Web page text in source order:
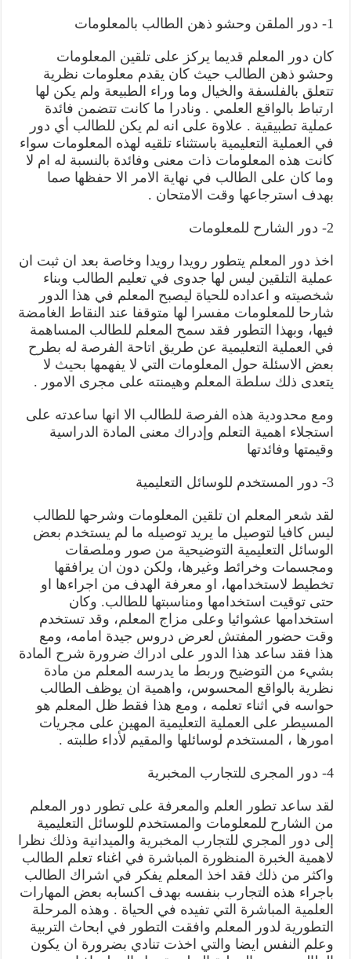
1- دور الملقن وحشو ذهن الطالب بالمعلومات
كان دور المعلم قديما يركز على تلقين المعلومات
وحشو ذهن الطالب حيث كان يقدم معلومات نظرية
تتعلق بالفلسفة والخيال وما وراء الطبيعة ولم يكن لها
ارتباط بالواقع العلمي . ونادرا ما كانت تتضمن فائدة
عملية تطبيقية . علاوة على انه لم يكن للطالب أي دور
في العملية التعليمية باستثناء تلقيه لهذه المعلومات سواء
كانت هذه المعلومات ذات معنى وفائدة بالنسبة له ام لا
وما كان على الطالب في نهاية الامر الا حفظها صما
بهدف استرجاعها وقت الامتحان .
2- دور الشارح للمعلومات
اخذ دور المعلم يتطور رويدا رويدا وخاصة بعد ان ثبت ان
عملية التلقين ليس لها جدوى في تعليم الطالب وبناء
شخصيته و اعداده للحياة ليصبح المعلم في هذا الدور
شارحا للمعلومات مفسرا لها متوقفا عند النقاط الغامضة
فيها، وبهذا التطور فقد سمح المعلم للطالب المساهمة
في العملية التعليمية عن طريق اتاحة الفرصة له بطرح
بعض الاسئلة حول المعلومات التي لا يفهمها بحيث لا
يتعدى ذلك سلطة المعلم وهيمنته على مجرى الامور .
ومع محدودية هذه الفرصة للطالب الا انها ساعدته على
استجلاء اهمية التعلم وإدراك معنى المادة الدراسية
وقيمتها وفائدتها
3- دور المستخدم للوسائل التعليمية
لقد شعر المعلم ان تلقين المعلومات وشرحها للطالب
ليس كافيا لتوصيل ما يريد توصيله ما لم يستخدم بعض
الوسائل التعليمية التوضيحية من صور وملصقات
ومجسمات وخرائط وغيرها، ولكن دون ان يرافقها
تخطيط لاستخدامها، او معرفة الهدف من اجراءها او
حتى توقيت استخدامها ومناسبتها للطالب. وكان
استخدامها عشوائيا وعلى مزاج المعلم، وقد تستخدم
وقت حضور المفتش لعرض دروس جيدة امامه، ومع
هذا فقد ساعد هذا الدور على ادراك ضرورة شرح المادة
بشيء من التوضيح وربط ما يدرسه المعلم من مادة
نظرية بالواقع المحسوس، واهمية ان يوظف الطالب
حواسه في اثناء تعلمه ، ومع هذا فقط ظل المعلم هو
المسيطر على العملية التعليمية المهين على مجريات
امورها ، المستخدم لوسائلها والمقيم لأداء طلبته .
4- دور المجرى للتجارب المخبرية
لقد ساعد تطور العلم والمعرفة على تطور دور المعلم
من الشارح للمعلومات والمستخدم للوسائل التعليمية
إلى دور المجري للتجارب المخبرية والميدانية وذلك نظرا
لاهمية الخبرة المنظورة المباشرة في اغناء تعلم الطالب
واكثر من ذلك فقد اخذ المعلم يفكر في اشراك الطالب
باجراء هذه التجارب بنفسه بهدف اكسابه بعض المهارات
العلمية المباشرة التي تفيده في الحياة . وهذه المرحلة
التطورية لدور المعلم وافقت التطور في ابحاث التربية
وعلم النفس ايضا والتي اخذت تنادي بضرورة ان يكون